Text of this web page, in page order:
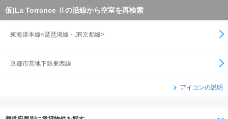
仮)La Torrance Ⅱの沿線から空室を再検索
東海道本線<琵琶湖線・JR京都線>
京都市営地下鉄東西線
アイコンの説明